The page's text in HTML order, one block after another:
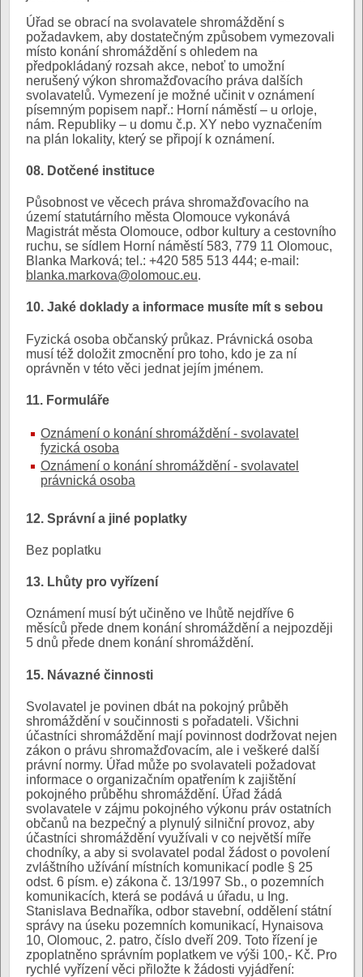
Úřad se obrací na svolavatele shromáždění s
požadavkem, aby dostatečným způsobem vymezovali
místo konání shromáždění s ohledem na
předpokládaný rozsah akce, neboť to umožní
nerušený výkon shromažďovacího práva dalších
svolavatelů. Vymezení je možné učinit v oznámení
písemným popisem např.: Horní náměstí – u orloje,
nám. Republiky – u domu č.p. XY nebo vyznačením
na plán lokality, který se připojí k oznámení.
08. Dotčené instituce
Působnost ve věcech práva shromažďovacího na
území statutárního města Olomouce vykonává
Magistrát města Olomouce, odbor kultury a cestovního
ruchu, se sídlem Horní náměstí 583, 779 11 Olomouc,
Blanka Marková; tel.: +420 585 513 444; e-mail:
blanka.markova@olomouc.eu.
10. Jaké doklady a informace musíte mít s sebou
Fyzická osoba občanský průkaz. Právnická osoba
musí též doložit zmocnění pro toho, kdo je za ní
oprávněn v této věci jednat jejím jménem.
11. Formuláře
Oznámení o konání shromáždění - svolavatel
fyzická osoba
Oznámení o konání shromáždění - svolavatel
právnická osoba
12. Správní a jiné poplatky
Bez poplatku
13. Lhůty pro vyřízení
Oznámení musí být učiněno ve lhůtě nejdříve 6
měsíců přede dnem konání shromáždění a nejpozději
5 dnů přede dnem konání shromáždění.
15. Návazné činnosti
Svolavatel je povinen dbát na pokojný průběh
shromáždění v součinnosti s pořadateli. Všichni
účastníci shromáždění mají povinnost dodržovat nejen
zákon o právu shromažďovacím, ale i veškeré další
právní normy. Úřad může po svolavateli požadovat
informace o organizačním opatřením k zajištění
pokojného průběhu shromáždění. Úřad žádá
svolavatele v zájmu pokojného výkonu práv ostatních
občanů na bezpečný a plynulý silniční provoz, aby
účastníci shromáždění využívali v co největší míře
chodníky, a aby si svolavatel podal žádost o povolení
zvláštního užívání místních komunikací podle § 25
odst. 6 písm. e) zákona č. 13/1997 Sb., o pozemních
komunikacích, která se podává u úřadu, u Ing.
Stanislava Bednaříka, odbor stavební, oddělení státní
správy na úseku pozemních komunikací, Hynaisova
10, Olomouc, 2. patro, číslo dveří 209. Toto řízení je
zpoplatněno správním poplatkem ve výši 100,- Kč. Pro
rychlé vyřízení věci přiložte k žádosti vyjádření: